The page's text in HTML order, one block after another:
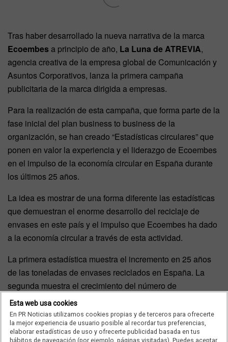
Tras haber desarrollado la nueva narrativa de la marca
Ecoembes a principio de año, La Luna de ATREVIA,
agencia creativa de la empresa global de Comunicación y
Asuntos Corporativos, lanza la primera campaña
publicitaria de la marca dirigida a empresas.
Para la realización de esta campaña, que forma parte de la
fase inicial del plan business to business de la
organización, se han creado “Estadísticas circulares” que
ponen en valor la experiencia y el liderazgo de Ecoembes
en el impulso de la economía circular en España durante
los últimos 25 años.
La idea es mostrar de una forma diferente las estadísticas
que demuestran el enorme desarrollo del reciclaje de
envases en este país y el impulso que Ecoembes ha dado
a la economía circular a través de esta actividad.
La primera estadística muestra el incremento en 25 años
de las toneladas de envases reciclados en España. La
segunda muestra el crecimiento del número de
contenedores amarillos. Y la tercera muestra el número de
medidas de ecodiseño implementadas en España por las
empresas que forman parte de Ecoembes a lo largo de
estos 25 años.
Esta web usa cookies
En PR Noticias utilizamos cookies propias y de terceros para ofrecerte
la mejor experiencia de usuario posible al recordar tus preferencias,
elaborar estadísticas de uso y ofrecerte publicidad basada en tus
hábitos de navegación (por ejemplo, páginas visitadas). Puedes aceptar